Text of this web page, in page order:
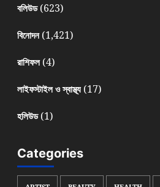
বলিউড(623)
বিনোদন(1,421)
রাশিফল(4)
লাইফস্টাইল ও স্বাস্থ্য(17)
হলিউড(1)
Categories